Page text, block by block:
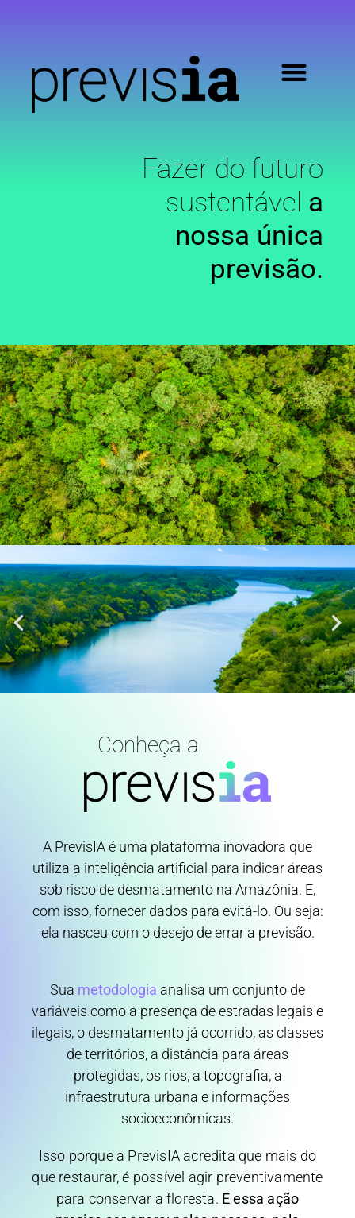
Fazer do futuro
sustentável a
nossa única
previsão.
Conheça a
A PrevisIA é uma plataforma inovadora que
utiliza a inteligência artificial para indicar áreas
sob risco de desmatamento na Amazônia. E,
com isso, fornecer dados para evitá-lo. Ou seja:
ela nasceu com o desejo de errar a previsão.
Sua metodologia analisa um conjunto de
variáveis como a presença de estradas legais e
ilegais, o desmatamento já ocorrido, as classes
de territórios, a distância para áreas
protegidas, os rios, a topografia, a
infraestrutura urbana e informações
socioeconômicas.
Isso porque a PrevisIA acredita que mais do
que restaurar, é possível agir preventivamente
para conservar a floresta. E essa ação